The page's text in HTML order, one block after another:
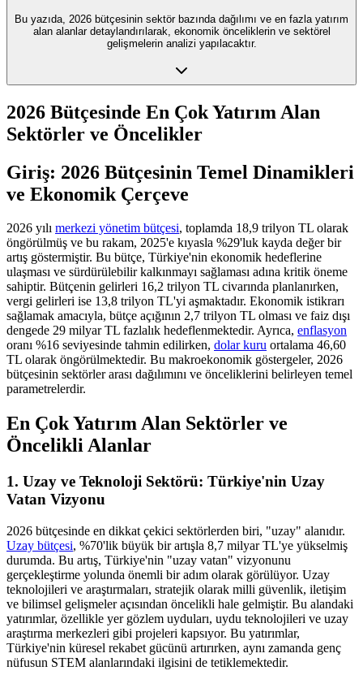
Bu yazıda, 2026 bütçesinin sektör bazında dağılımı ve en fazla yatırım
alan alanlar detaylandırılarak, ekonomik önceliklerin ve sektörel
gelişmelerin analizi yapılacaktır.
2026 Bütçesinde En Çok Yatırım Alan
Sektörler ve Öncelikler
Giriş: 2026 Bütçesinin Temel Dinamikleri
ve Ekonomik Çerçeve
2026 yılı merkezi yönetim bütçesi, toplamda 18,9 trilyon TL olarak
öngörülmüş ve bu rakam, 2025'e kıyasla %29'luk kayda değer bir
artış göstermiştir. Bu bütçe, Türkiye'nin ekonomik hedeflerine
ulaşması ve sürdürülebilir kalkınmayı sağlaması adına kritik öneme
sahiptir. Bütçenin gelirleri 16,2 trilyon TL civarında planlanırken,
vergi gelirleri ise 13,8 trilyon TL'yi aşmaktadır. Ekonomik istikrarı
sağlamak amacıyla, bütçe açığının 2,7 trilyon TL olması ve faiz dışı
dengede 29 milyar TL fazlalık hedeflenmektedir. Ayrıca, enflasyon
oranı %16 seviyesinde tahmin edilirken, dolar kuru ortalama 46,60
TL olarak öngörülmektedir. Bu makroekonomik göstergeler, 2026
bütçesinin sektörler arası dağılımını ve önceliklerini belirleyen temel
parametrelerdir.
En Çok Yatırım Alan Sektörler ve
Öncelikli Alanlar
1. Uzay ve Teknoloji Sektörü: Türkiye'nin Uzay
Vatan Vizyonu
2026 bütçesinde en dikkat çekici sektörlerden biri, "uzay" alanıdır.
Uzay bütçesi, %70'lik büyük bir artışla 8,7 milyar TL'ye yükselmiş
durumda. Bu artış, Türkiye'nin "uzay vatan" vizyonunu
gerçekleştirme yolunda önemli bir adım olarak görülüyor. Uzay
teknolojileri ve araştırmaları, stratejik olarak milli güvenlik, iletişim
ve bilimsel gelişmeler açısından öncelikli hale gelmiştir. Bu alandaki
yatırımlar, özellikle yer gözlem uyduları, uydu teknolojileri ve uzay
araştırma merkezleri gibi projeleri kapsıyor. Bu yatırımlar,
Türkiye'nin küresel rekabet gücünü artırırken, aynı zamanda genç
nüfusun STEM alanlarındaki ilgisini de tetiklemektedir.